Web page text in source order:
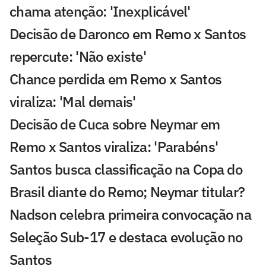
chama atenção: 'Inexplicável'
Decisão de Daronco em Remo x Santos
repercute: 'Não existe'
Chance perdida em Remo x Santos
viraliza: 'Mal demais'
Decisão de Cuca sobre Neymar em
Remo x Santos viraliza: 'Parabéns'
Santos busca classificação na Copa do
Brasil diante do Remo; Neymar titular?
Nadson celebra primeira convocação na
Seleção Sub-17 e destaca evolução no
Santos